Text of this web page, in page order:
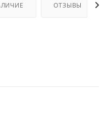
ОТЗЫВЫ